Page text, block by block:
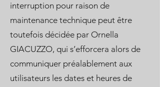
interruption pour raison de
maintenance technique peut être
toutefois décidée par Ornella
GIACUZZO, qui s’efforcera alors de
communiquer préalablement aux
utilisateurs les dates et heures de